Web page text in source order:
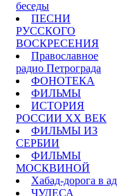
беседы
ПЕСНИ
РУССКОГО
ВОСКРЕСЕНИЯ
Православное
радио Петрограда
ФОНОТЕКА
ФИЛЬМЫ
ИСТОРИЯ
РОССИИ ХХ ВЕК
ФИЛЬМЫ ИЗ
СЕРБИИ
ФИЛЬМЫ
МОСКВИНОЙ
Хабад-дорога в ад
ЧУДЕСА